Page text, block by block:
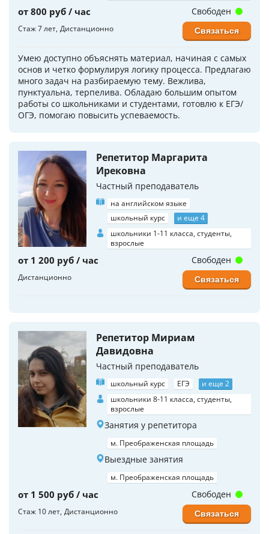
от 800 руб / час
Стаж 7 лет Дистанционно
Умею доступно объяснять материал, начиная с самых
основ и четко формулируя логику процесса. Предлагаю
много задач на разбираемую тему. Вежлива,
пунктуальна, терпелива. Обладаю большим опытом
работы со школьниками и студентами, готовлю к ЕГЭ/
ОГЭ, помогаю повысить успеваемость.
Свободен
Связаться
Репетитор Маргарита
Ирековна
Частный преподаватель
на английском языке
школьный курс
и еще 4
школьники 1-11 класса, студенты,
взрослые
от 1 200 руб / час
Дистанционно
Свободен
Связаться
Репетитор Мириам
Давидовна
Частный преподаватель
школьный курс ЕГЭ
и еще 2
школьники 8-11 класса, студенты,
взрослые
Занятия у репетитора
м. Преображенская площадь
Выездные занятия
м. Преображенская площадь
от 1 500 руб / час
Стаж 10 лет Дистанционно
Свободен
Связаться